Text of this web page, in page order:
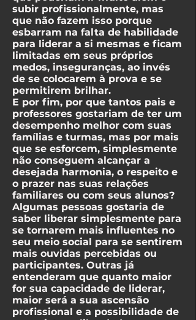
subir profissionalmente, mas
que não fazem isso porque
esbarram na falta de habilidade
para liderar a si mesmas e ficam
limitadas em seus próprios
medos, inseguranças, ao invés
de se colocarem à prova e se
permitirem brilhar.
E por fim, por que tantos pais e
professores gostariam de ter um
desempenho melhor com suas
famílias e turmas, mas por mais
que se esforcem, simplesmente
não conseguem alcançar a
desejada harmonia, o respeito e
o prazer nas suas relações
familiares ou com seus alunos?
Algumas pessoas gostaria de
saber liberar simplesmente para
se tornarem mais influentes no
seu meio social para se sentirem
mais ouvidas percebidas ou
participantes. Outras já
entenderam que quanto maior
for sua capacidade de liderar,
maior será a sua ascensão
profissional e a possibilidade de